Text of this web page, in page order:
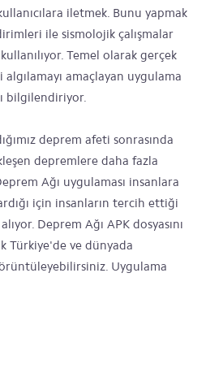
iletmek. Bunu yapmak
ile sismolojik çalışmalar
Temel olarak gerçek
amaçlayan uygulama
bilgilendiriyor.
deprem afeti sonrasında
depremlere daha fazla
Ağı uygulaması insanlara
için insanların tercih ettiği
Deprem Ağı APK dosyasını
Türkiye'de ve dünyada
Uygulama